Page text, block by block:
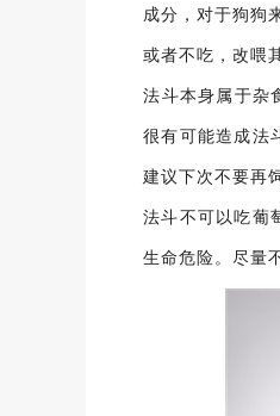
成分，对于狗狗
或者不吃，改喂
法斗本身属于杂
很有可能造成法
建议下次不要再
法斗不可以吃葡
生命危险。尽量